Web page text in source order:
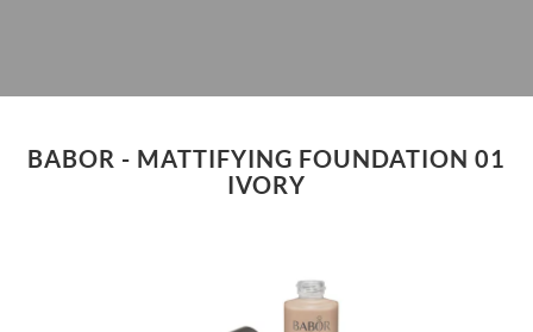
BABOR - MATTIFYING FOUNDATION 01
IVORY